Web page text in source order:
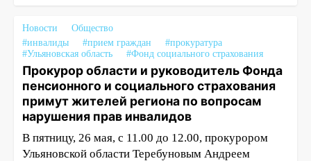
Новости
Общество
#инвалиды
#прием граждан
#прокуратура
#Ульяновская область
#Фонд социального страхования
Прокурор области и руководитель Фонда
пенсионного и социального страхования
примут жителей региона по вопросам
нарушения прав инвалидов
В пятницу, 26 мая, с 11.00 до 12.00, прокурором
Ульяновской области Теребуновым Андреем